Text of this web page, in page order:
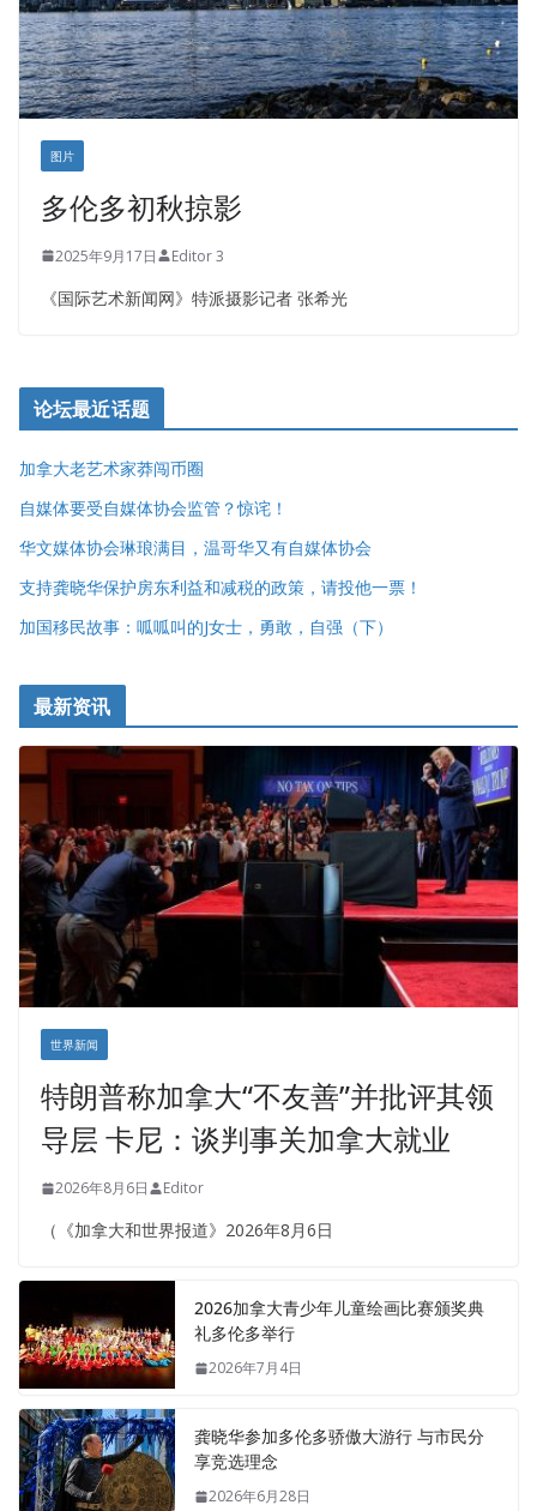
图片
多伦多初秋掠影
2025年9月17日 Editor 3
《国际艺术新闻网》特派摄影记者 张希光
论坛最近话题
加拿大老艺术家莽闯币圈
自媒体要受自媒体协会监管？惊诧！
华文媒体协会琳琅满目，温哥华又有自媒体协会
支持龚晓华保护房东利益和减税的政策，请投他一票！
加国移民故事：呱呱叫的J女士，勇敢，自强（下）
最新资讯
世界新闻
特朗普称加拿大“不友善”并批评其领
导层 卡尼：谈判事关加拿大就业
2026年8月6日 Editor
（《加拿大和世界报道》2026年8月6日
2026加拿大青少年儿童绘画比赛颁奖典
礼多伦多举行
2026年7月4日
龚晓华参加多伦多骄傲大游行 与市民分
享竞选理念
2026年6月28日